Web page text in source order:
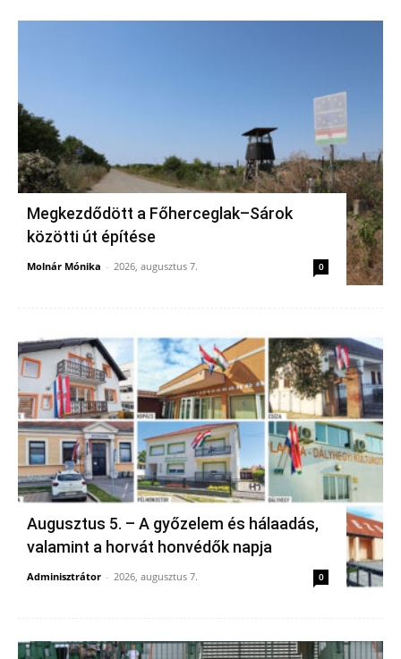
Megkezdődött a Főherceglak–Sárok
közötti út építése
Molnár Mónika - 2026, augusztus 7. 0
Augusztus 5. – A győzelem és hálaadás,
valamint a horvát honvédők napja
Adminisztrátor - 2026, augusztus 7. 0